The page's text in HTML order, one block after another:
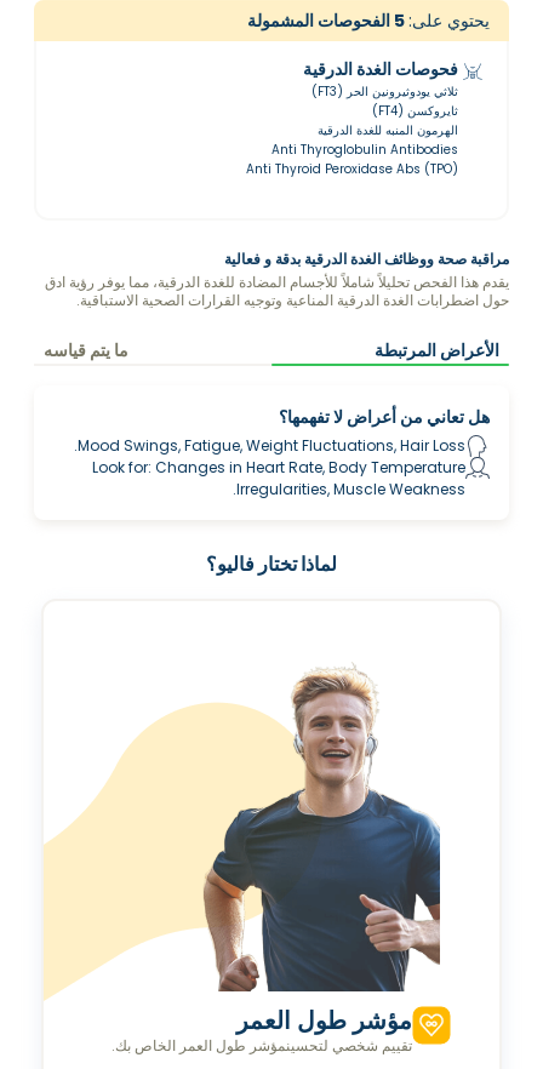
يحتوي على:5 الفحوصات المشمولة
فحوصات الغدة الدرقية
ثلاثي يودوثيرونين الحر (FT3)
ثايروكسن (FT4)
الهرمون المنبه للغدة الدرقية
Anti Thyroglobulin Antibodies
Anti Thyroid Peroxidase Abs (TPO)
مراقبة صحة ووظائف الغدة الدرقية بدقة و فعالية
يقدم هذا الفحص تحليلاً شاملاً للأجسام المضادة للغدة الدرقية، مما يوفر رؤية ادق
حول اضطرابات الغدة الدرقية المناعية وتوجيه القرارات الصحية الاستباقية.
الأعراض المرتبطة ما يتم قياسه
هل تعاني من أعراض لا تفهمها؟
Mood Swings, Fatigue, Weight Fluctuations, Hair Loss.
Look for: Changes in Heart Rate, Body Temperature
Irregularities, Muscle Weakness.
لماذا تختار فاليو؟
مؤشر طول العمر
تقييم شخصي لتحسينمؤشر طول العمر الخاص بك.